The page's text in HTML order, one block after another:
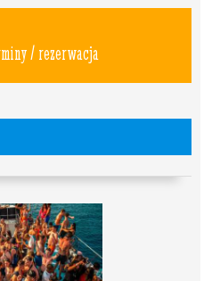
/ rezerwacja